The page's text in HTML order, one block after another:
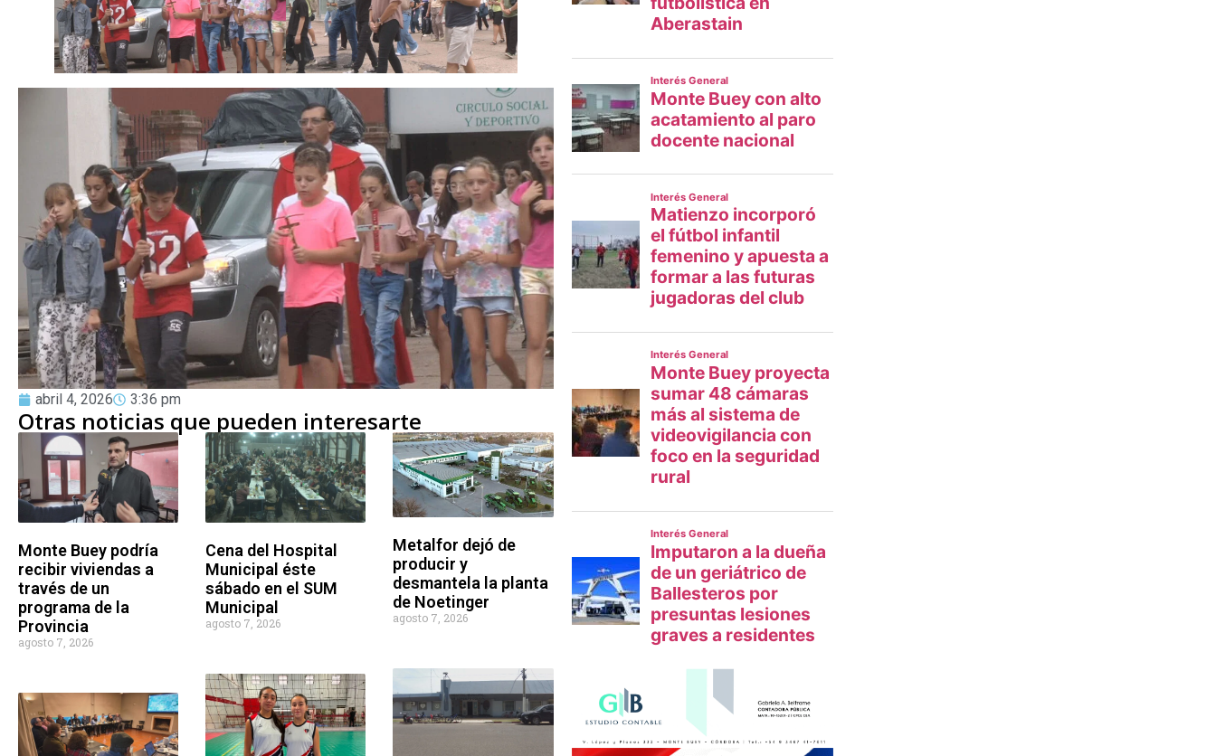
abril 4, 2026 3:36 pm
Otras noticias que pueden interesarte
Monte Buey podría
recibir viviendas a
través de un
programa de la
Provincia
agosto 7, 2026
Cena del Hospital
Municipal éste
sábado en el SUM
Municipal
agosto 7, 2026
Metalfor dejó de
producir y
desmantela la planta
de Noetinger
agosto 7, 2026